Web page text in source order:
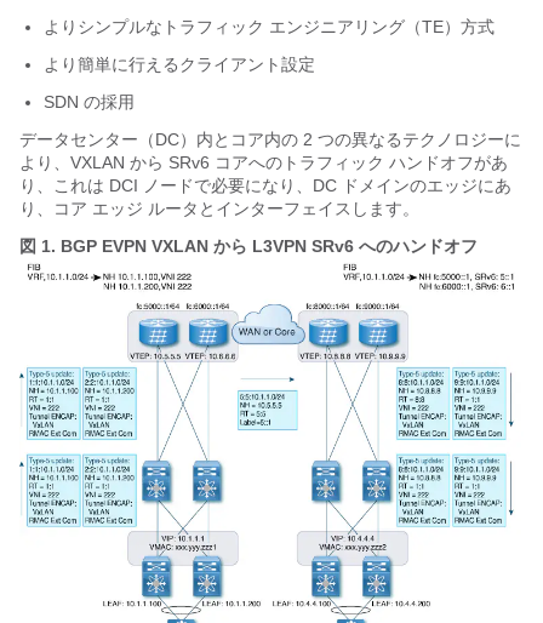
よりシンプルなトラフィック エンジニアリング（TE）方式
より簡単に行えるクライアント設定
SDN の採用
データセンター（DC）内とコア内の 2 つの異なるテクノロジーに
より、VXLAN から SRv6 コアへのトラフィック ハンドオフがあ
り、これは DCI ノードで必要になり、DC ドメインのエッジにあ
り、コア エッジ ルータとインターフェイスします。
図 1. BGP EVPN VXLAN から L3VPN SRv6 へのハンドオフ